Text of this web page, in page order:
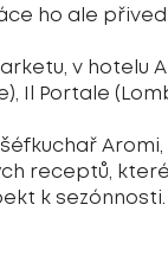
ho ale
v hotelu
Il Portale
Aromi,
receptů,
k sezónnosti.